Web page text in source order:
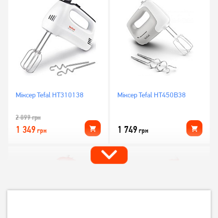
Міксер Tefal HT310138
2 099грн
1 349грн
Міксер Tefal HT450B38
1 749грн